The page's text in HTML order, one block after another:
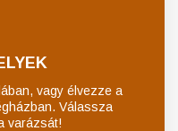
vagy élvezze a
Válassza
varázsát!